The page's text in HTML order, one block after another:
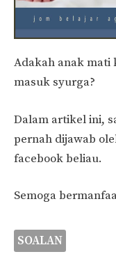
Adakah anak mati
masuk syurga?
Dalam artikel ini,
pernah dijawab
facebook beliau.
Semoga
SOALAN